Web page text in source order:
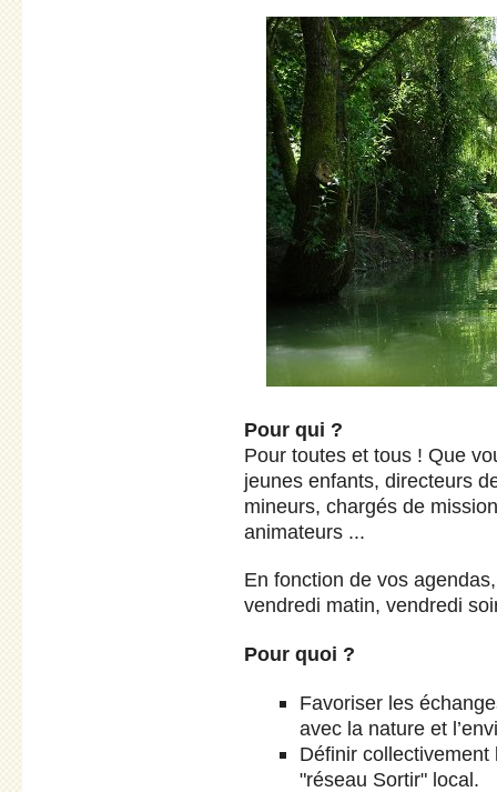
Pour qui ?
Pour toutes et tous ! Que
jeunes enfants, directeurs
mineurs, chargés de
animateurs ...
En fonction de vos
vendredi matin, vendredi
Pour quoi ?
Favoriser les
avec la nature et
Définir
"réseau Sortir" local.